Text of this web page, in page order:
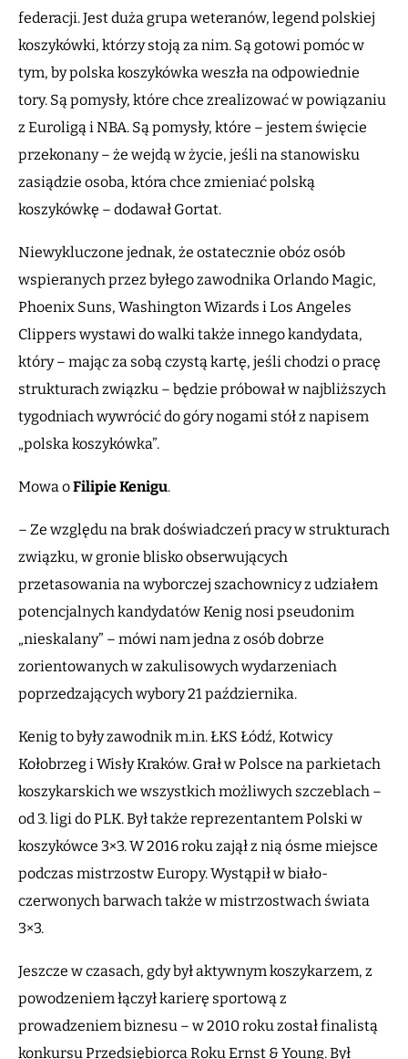
federacji. Jest duża grupa weteranów, legend polskiej
koszykówki, którzy stoją za nim. Są gotowi pomóc w
tym, by polska koszykówka weszła na odpowiednie
tory. Są pomysły, które chce zrealizować w powiązaniu
z Euroligą i NBA. Są pomysły, które – jestem święcie
przekonany – że wejdą w życie, jeśli na stanowisku
zasiądzie osoba, która chce zmieniać polską
koszykówkę – dodawał Gortat.
Niewykluczone jednak, że ostatecznie obóz osób
wspieranych przez byłego zawodnika Orlando Magic,
Phoenix Suns, Washington Wizards i Los Angeles
Clippers wystawi do walki także innego kandydata,
który – mając za sobą czystą kartę, jeśli chodzi o pracę
strukturach związku – będzie próbował w najbliższych
tygodniach wywrócić do góry nogami stół z napisem
„polska koszykówka”.
Mowa oFilipie Kenigu.
– Ze względu na brak doświadczeń pracy w strukturach
związku, w gronie blisko obserwujących
przetasowania na wyborczej szachownicy z udziałem
potencjalnych kandydatów Kenig nosi pseudonim
„nieskalany” – mówi nam jedna z osób dobrze
zorientowanych w zakulisowych wydarzeniach
poprzedzających wybory 21 października.
Kenig to były zawodnik m.in. ŁKS Łódź, Kotwicy
Kołobrzeg i Wisły Kraków. Grał w Polsce na parkietach
koszykarskich we wszystkich możliwych szczeblach –
od 3. ligi do PLK. Był także reprezentantem Polski w
koszykówce 3×3. W 2016 roku zajął z nią ósme miejsce
podczas mistrzostw Europy. Wystąpił w biało-
czerwonych barwach także w mistrzostwach świata
3×3.
Jeszcze w czasach, gdy był aktywnym koszykarzem, z
powodzeniem łączył karierę sportową z
prowadzeniem biznesu – w 2010 roku został finalistą
konkursu Przedsiębiorca Roku Ernst & Young. Był